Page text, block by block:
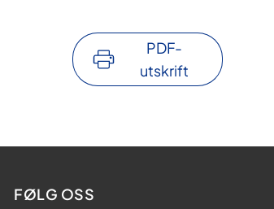
PDF-
utskrift
FØLG OSS